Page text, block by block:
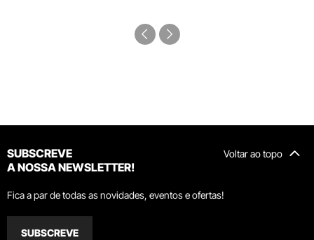
Voltar ao topo
SUBSCREVE
A NOSSA NEWSLETTER!
Fica a par de todas as novidades, eventos e ofertas!
SUBSCREVE